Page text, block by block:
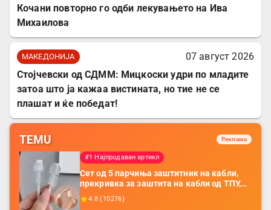
Кочани повторно го одби лекувањето на Ива
Михаилова
МАКЕДОНИЈА
07 август 2026
Стојчевски од СДММ: Мицкоски удри по младите
затоа што ја кажаа вистината, но тие не се
плашат и ќе победат!
TEMU Реклама
#1 Најпродаван артикл
Сет од 5 парчиња заштитник на кабли,
прекривка за заштита на кабли од ТПУ,
додатоци за заштита на кабли, без
батерија, за мобилни телефони, комплет
4.8 (10276)